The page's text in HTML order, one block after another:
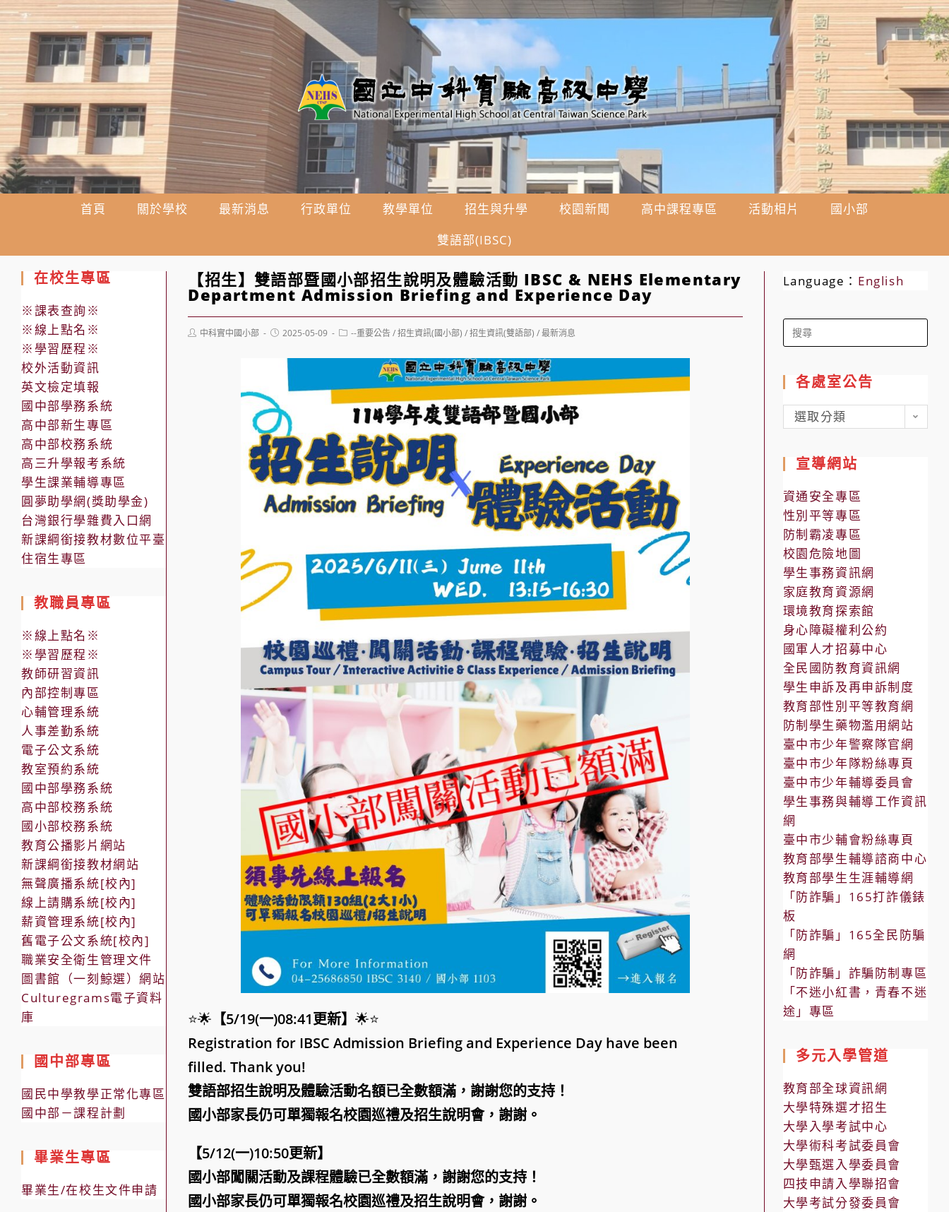
跳
轉
至
主
要
內
容
首頁 關於學校 最新消息 行政單位 教學單位 招生與升學 校園新聞 高中課程專區 活動相片
國小部
雙語部(IBSC)
【招生】雙語部暨國小部招生說明及體驗活動 IBSC & NEHS Elementary
Department Admission Briefing and Experience Day
Post中科實中國小部
Post2025-05-09
Post--重要公告 / 招生資訊(國小部) / 招生資訊(雙語部) / 最新消息
⭐🌟 【5/19(一)08:41更新】🌟⭐
Registration for IBSC Admission Briefing and Experience Day have been
filled. Thank you!
雙語部招生說明及體驗活動名額已全數額滿，謝謝您的支持！
國小部家長仍可單獨報名校園巡禮及招生說明會，謝謝。
【5/12(一)10:50更新】
國小部闖關活動及課程體驗已全數額滿，謝謝您的支持！
國小部家長仍可單獨報名校園巡禮及招生說明會，謝謝。
在校生專區
※課表查詢※
※線上點名※
※學習歷程※
校外活動資訊
英文檢定填報
國中部學務系統
高中部新生專區
高中部校務系統
高三升學報考系統
學生課業輔導專區
圓夢助學網(獎助學金)
台灣銀行學雜費入口網
新課綱銜接教材數位平臺
住宿生專區
教職員專區
※線上點名※
※學習歷程※
教師研習資訊
內部控制專區
心輔管理系統
人事差勤系統
電子公文系統
教室預約系統
國中部學務系統
高中部校務系統
國小部校務系統
教育公播影片網站
新課綱銜接教材網站
無聲廣播系統[校內]
線上請購系統[校內]
薪資管理系統[校內]
舊電子公文系統[校內]
職業安全衛生管理文件
圖書館（一刻鯨選）網站
Culturegrams電子資料
庫
國中部專區
國民中學教學正常化專區
國中部－課程計劃
畢業生專區
畢業生/在校生文件申請
Language： English
Search
for:
各處室公告
各
處
公
告
選取分類
宣導網站
資通安全專區
性別平等專區
防制霸凌專區
校園危險地圖
學生事務資訊網
家庭教育資源網
環境教育探索館
身心障礙權利公約
國軍人才招募中心
全民國防教育資訊網
學生申訴及再申訴制度
教育部性別平等教育網
防制學生藥物濫用網站
臺中市少年警察隊官網
臺中市少年隊粉絲專頁
臺中市少年輔導委員會
學生事務與輔導工作資訊
網
臺中市少輔會粉絲專頁
教育部學生輔導諮商中心
教育部學生生涯輔導網
「防詐騙」165打詐儀錶
板
「防詐騙」165全民防騙
網
「防詐騙」詐騙防制專區
「不迷小紅書，青春不迷
途」專區
多元入學管道
教育部全球資訊網
大學特殊選才招生
大學入學考試中心
大學術科考試委員會
大學甄選入學委員會
四技申請入學聯招會
大學考試分發委員會